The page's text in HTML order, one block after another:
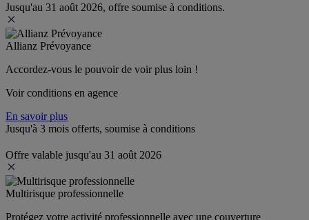
Jusqu'au 31 août 2026, offre soumise à conditions.
Allianz Prévoyance
Accordez-vous le pouvoir de voir plus loin !
Voir conditions en agence
En savoir plus
Jusqu'à 3 mois offerts, soumise à conditions
Offre valable jusqu'au 31 août 2026
Multirisque professionnelle
Protégez votre activité professionnelle avec une couverture